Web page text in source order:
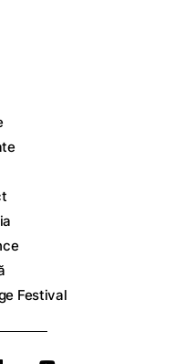
Festival